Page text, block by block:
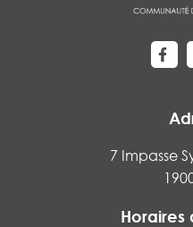
Lien
7 Impasse
Horaires